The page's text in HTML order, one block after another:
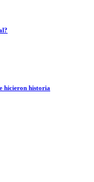
hicieron historia